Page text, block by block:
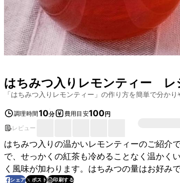
はちみつ入りレモンティー レ
「はちみつ入りレモンティー 」の作り方を簡単で分か
調理時間10分 費用目安100円
レビュー
はちみつ入りの温かいレモンティーのご紹介
で、せっかくの紅茶も冷めることなく温かく
く風味が加わります。はちみつの量はお好み
シェア ポスト 印刷する